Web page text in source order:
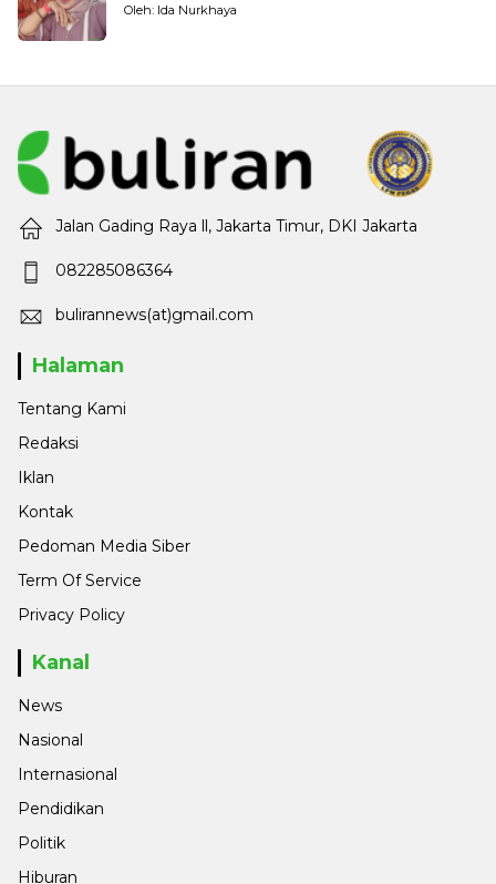
Oleh: Ida Nurkhaya
Jalan Gading Raya ll, Jakarta Timur, DKI Jakarta
082285086364
bulirannews(at)gmail.com
Halaman
Tentang Kami
Redaksi
Iklan
Kontak
Pedoman Media Siber
Term Of Service
Privacy Policy
Kanal
News
Nasional
Internasional
Pendidikan
Politik
Hiburan